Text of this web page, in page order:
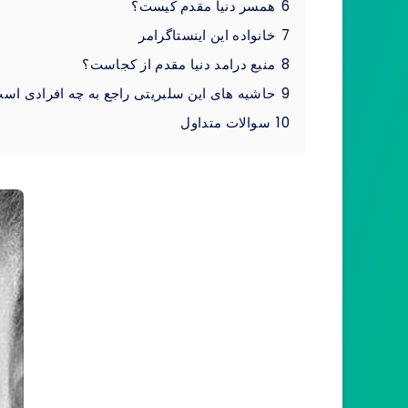
6 همسر دنیا مقدم کیست؟
7 خانواده این اینستاگرامر
8 منبع درامد دنیا مقدم از کجاست؟
9 حاشیه های این سلبریتی راجع به چه افرادی
10 سوالات متداول